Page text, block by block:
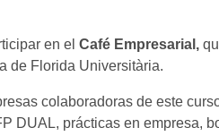
en el Café Empresarial,
de Florida Universitària.
colaboradoras de este
DUAL, prácticas en empresa,